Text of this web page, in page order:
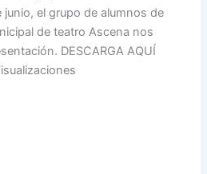
el grupo de alumnos de
de teatro Ascena nos
DESCARGA AQUÍ